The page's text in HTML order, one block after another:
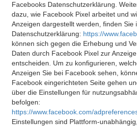
Facebooks Datenschutzerklärung.
dazu, wie Facebook Pixel arbeitet und
Anzeigen dargestellt werden, finden Sie
Datenschutzerklärung: https://
können sich gegen die Erhebung und
Daten durch Facebook Pixel zur
entscheiden. Um zu konfigurieren,
Anzeigen Sie bei Facebook sehen,
Facebook eingerichteten Seite gehen
über die Einstellungen für
befolgen:
https://www.facebook.com/
Einstellungen sind Plattform-